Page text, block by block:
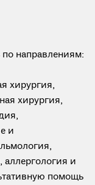
направлениям:
хирургия,
хирургия,
и
и
помощь